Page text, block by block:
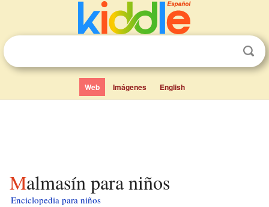
Web Imágenes English
Malmasín para niños
Enciclopedia para niños